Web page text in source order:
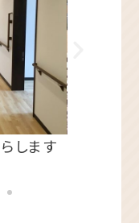
します